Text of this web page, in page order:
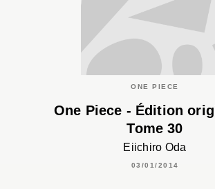
ONE PIECE
One Piece - Édition
Tome 30
Eiichiro Oda
03/01/2014